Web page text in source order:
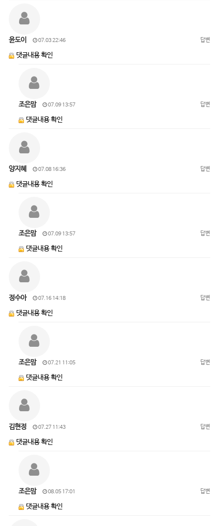
윤도이 07.03 22:46 답변
댓글내용 확인
조은맘 07.09 13:57 답변
댓글내용 확인
양지혜 07.08 16:36 답변
댓글내용 확인
조은맘 07.09 13:57 답변
댓글내용 확인
정수아 07.16 14:18 답변
댓글내용 확인
조은맘 07.21 11:05 답변
댓글내용 확인
김현정 07.27 11:43 답변
댓글내용 확인
조은맘 08.05 17:01 답변
댓글내용 확인